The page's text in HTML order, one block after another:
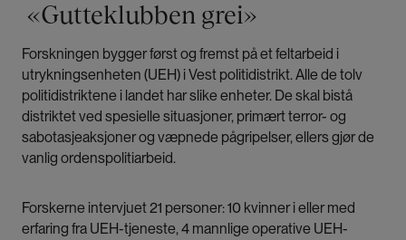
«Gutteklubben grei»
Forskningen bygger først og fremst på et feltarbeid i
utrykningsenheten (UEH) i Vest politidistrikt. Alle de tolv
politidistriktene i landet har slike enheter. De skal bistå
distriktet ved spesielle situasjoner, primært terror- og
sabotasjeaksjoner og væpnede pågripelser, ellers gjør de
vanlig ordenspolitiarbeid.
Forskerne intervjuet 21 personer: 10 kvinner i eller med
erfaring fra UEH-tjeneste, 4 mannlige operative UEH-